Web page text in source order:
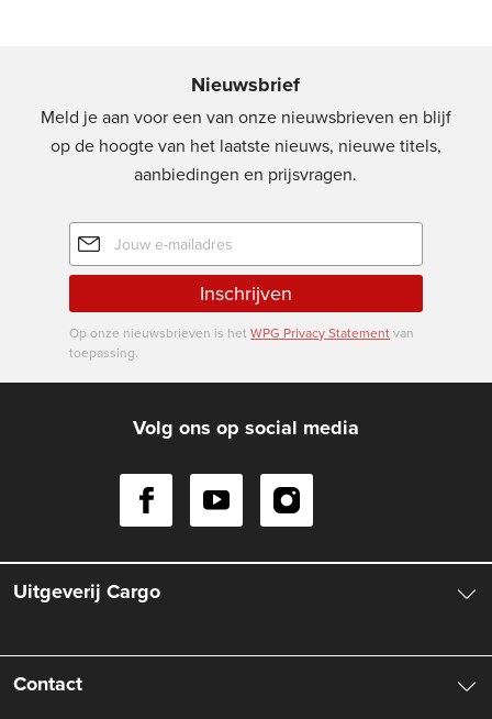
Nieuwsbrief
Meld je aan voor een van onze nieuwsbrieven en blijf
op de hoogte van het laatste nieuws, nieuwe titels,
aanbiedingen en prijsvragen.
E-
mailadres
Inschrijven
Op onze nieuwsbrieven is hetWPG Privacy Statementvan
toepassing.
Volg ons op social media
Uitgeverij Cargo
Contact